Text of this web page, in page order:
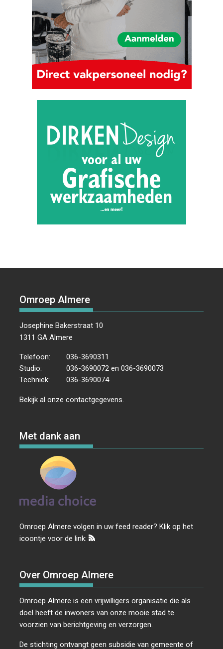
Omroep Almere
Josephine Bakerstraat 10
1311 GA Almere
Telefoon:
036-3690311
Studio:
036-3690072 en 036-3690073
Techniek:
036-3690074
Bekijk al onzecontactgegevens
Met dank aan
Omroep Almere volgen in uw feed reader? Klik op het
icoontje voor de link:
Over Omroep Almere
Omroep Almere is een vrijwilligers organisatie die als
doel heeft de inwoners van onze mooie stad te
voorzien van berichtgeving en verzorgen.
De stichting ontvangt geen subsidie van gemeente of